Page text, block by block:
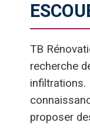
TB
recherche
infiltrations.
proposer